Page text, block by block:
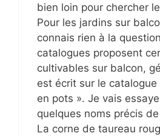
bien loin pour chercher
Pour les jardins sur
connais rien à la
catalogues proposent
cultivables sur balcon,
est écrit sur le catalogue
en pots ». Je vais
quelques noms précis
La corne de taureau